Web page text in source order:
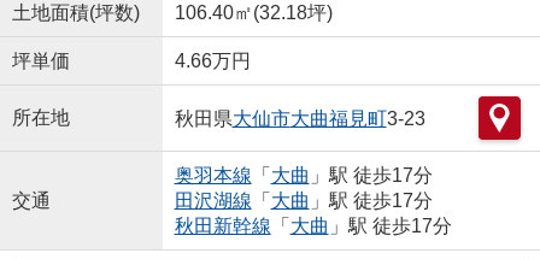
土地面積(坪数) 106.40㎡(32.18坪)
坪単価 4.66万円
所在地 秋田県大仙市大曲福見町3-23
交通
奥羽本線 「 大曲 」駅 徒歩17分
田沢湖線 「 大曲 」駅 徒歩17分
秋田新幹線 「 大曲 」駅 徒歩17分